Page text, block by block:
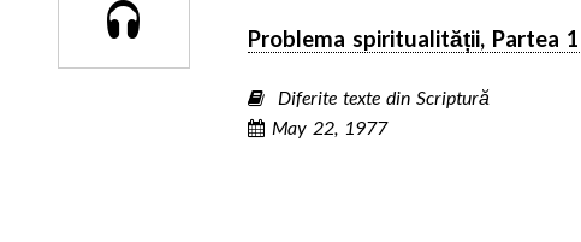
Problema spiritualității, Partea 1
Diferite texte din Scriptură
May 22, 1977